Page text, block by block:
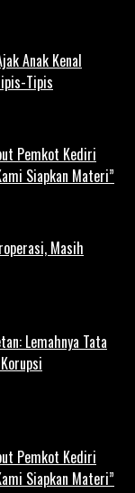
Anak Kenal
Tipis
Pemkot Kediri
Siapkan Materi”
Masih
Lemahnya Tata
Pemkot Kediri
Siapkan Materi”